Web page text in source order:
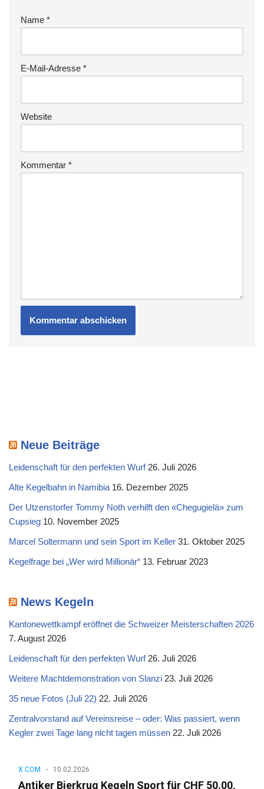
Name *
E-Mail-Adresse *
Website
Kommentar *
Neue Beiträge
Leidenschaft für den perfekten Wurf 26. Juli 2026
Alte Kegelbahn in Namibia 16. Dezember 2025
Der Utzenstorfer Tommy Noth verhilft den «Chegugielä» zum
Cupsieg 10. November 2025
Marcel Soltermann und sein Sport im Keller 31. Oktober 2025
Kegelfrage bei „Wer wird Millionär“ 13. Februar 2023
News Kegeln
Kantonewettkampf eröffnet die Schweizer Meisterschaften 2026
7. August 2026
Leidenschaft für den perfekten Wurf 26. Juli 2026
Weitere Machtdemonstration von Slanzi 23. Juli 2026
35 neue Fotos (Juli 22) 22. Juli 2026
Zentralvorstand auf Vereinsreise – oder: Was passiert, wenn
Kegler zwei Tage lang nicht tagen müssen 22. Juli 2026